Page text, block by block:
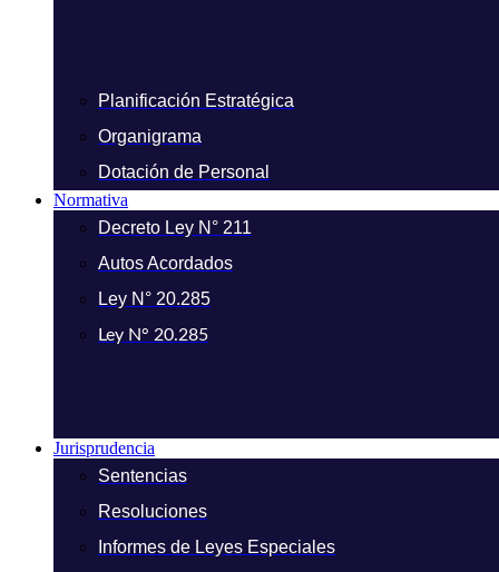
Planificación Estratégica
Organigrama
Dotación de Personal
Normativa
Decreto Ley N° 211
Autos Acordados
Ley N° 20.285
Ley N° 20.285
Jurisprudencia
Sentencias
Resoluciones
Informes de Leyes Especiales